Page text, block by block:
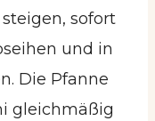
sofort
und in
Die Pfanne
gleichmäßig